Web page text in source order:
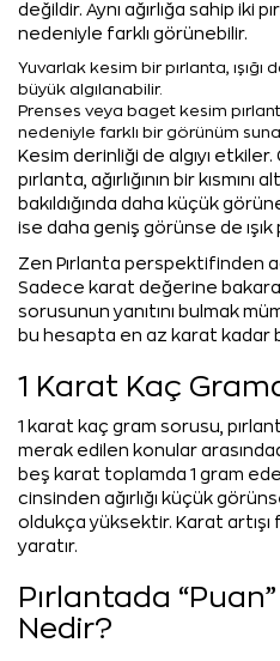
değildir. Aynı ağırlığa sahip iki
nedeniyle farklı görünebilir.
Yuvarlak kesim bir pırlanta, ışığı
büyük algılanabilir.
Prenses veya baget kesim
nedeniyle farklı bir görünüm
Kesim derinliği de algıyı
pırlanta, ağırlığının bir
bakıldığında daha küçük
ise daha geniş görünse de
Zen Pırlanta perspektifinden
Sadece karat değerine
sorusunun yanıtını bulmak
bu hesapta en az karat kadar
1 Karat Kaç
1 karat kaç gram sorusu,
merak edilen konular
beş karat toplamda 1 gram
cinsinden ağırlığı küçük
oldukça yüksektir. Karat
yaratır.
Pırlantada
Nedir?